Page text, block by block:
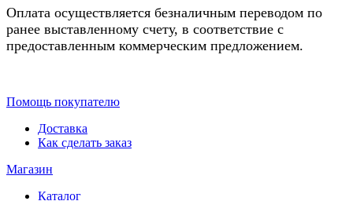
Оплата осуществляется безналичным переводом по
ранее выставленному счету, в соответствие с
предоставленным коммерческим предложением.
Помощь покупателю
Доставка
Как сделать заказ
Магазин
Каталог